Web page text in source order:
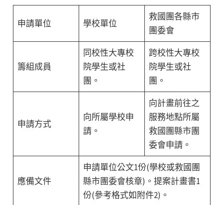
申請單位 學校單位
救國團各縣市
團委會
籌組成員
同校性大專校
院學生或社
團。
跨校性大專校
院學生或社
團。
申請方式
向所屬學校申
請。
向計畫前往之
服務地點所屬
救國團縣市團
委會申請。
應備文件
申請單位公文1份(學校或救國團
縣市團委會核章)。提案計畫書1
份(參考格式如附件2)。